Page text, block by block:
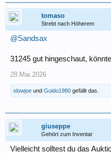
tomaso
Strebt nach Höherem
@Sandsax
31245 gut hingeschaut,
28.Mai.2026
slowjoe und Guido1980 gefällt das.
giuseppe
Gehört zum Inventar
Vielleicht solltest du das